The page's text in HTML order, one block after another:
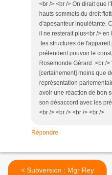
<br /> <br /> On dirait que
hauts sommets du droit
d'apesanteur inquiétante.
il ne resterait plus<br />
les structures de
prétendent pouvoir le
Rosemonde Gérard :<br /
[certainement] moins que
représentation
avoir une réaction de bon
son désaccord avec les
<br /> <br /> <br /> <br />
Répondre
< Subversion : Mgr Rey